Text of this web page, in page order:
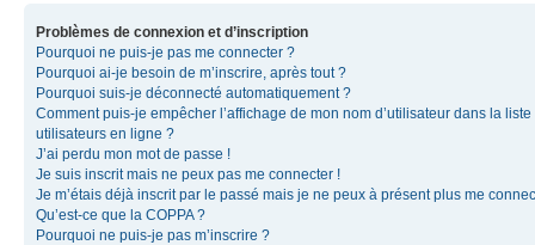
Problèmes de connexion et d’inscription
Pourquoi ne puis-je pas me connecter ?
Pourquoi ai-je besoin de m’inscrire, après tout ?
Pourquoi suis-je déconnecté automatiquement ?
Comment puis-je empêcher l’affichage de mon nom d’utilisateur dans la liste
utilisateurs en ligne ?
J’ai perdu mon mot de passe !
Je suis inscrit mais ne peux pas me connecter !
Je m’étais déjà inscrit par le passé mais je ne peux à présent plus me
Qu’est-ce que la COPPA ?
Pourquoi ne puis-je pas m’inscrire ?